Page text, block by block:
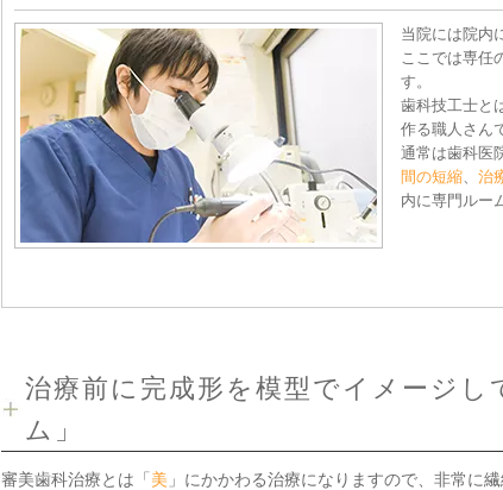
当院には院内
ここでは専任
す。
歯科技工士と
作る職人さん
通常は歯科医
間の短縮、 治
内に専門ルー
治療前に完成形を模型でイメージし
ム」
審美歯科治療とは「 美 」にかかわる治療になりますので、非常に繊